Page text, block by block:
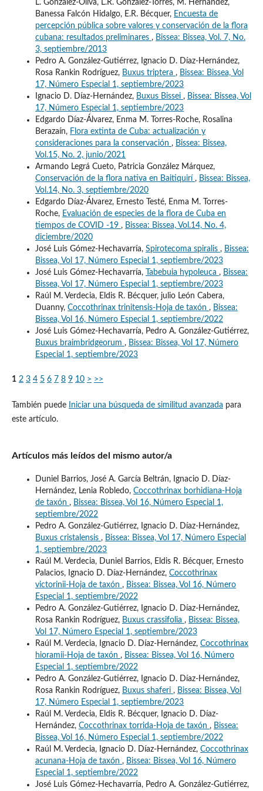
L. González-Oliva, L.R. González-Torres, M. Hernández,
Banessa Falcón Hidalgo, E.R. Bécquer, Encuesta de
percepción pública sobre valores y conservación de la flora
cubana: resultados preliminares , Bissea: Bissea, Vol. 7, No.
3, septiembre/2013
Pedro A. González-Gutiérrez, Ignacio D. Díaz-Hernández,
Rosa Rankin Rodríguez, Buxus triptera , Bissea: Bissea, Vol
17, Número Especial 1, septiembre/2023
Ignacio D. Díaz-Hernández, Buxus Bissei , Bissea: Bissea, Vol
17, Número Especial 1, septiembre/2023
Edgardo Díaz-Álvarez, Enma M. Torres-Roche, Rosalina
Berazaín, Flora extinta de Cuba: actualización y
consideraciones para la conservación , Bissea: Bissea,
Vol.15, No. 2, junio/2021
Armando Legrá Cueto, Patricia González Márquez,
Conservación de la flora nativa en Baitiquirí , Bissea: Bissea,
Vol.14, No. 3, septiembre/2020
Edgardo Díaz-Álvarez, Ernesto Testé, Enma M. Torres-
Roche, Evaluación de especies de la flora de Cuba en
tiempos de COVID -19 , Bissea: Bissea, Vol.14, No. 4,
diciembre/2020
José Luis Gómez-Hechavarría, Spirotecoma spiralis , Bissea:
Bissea, Vol 17, Número Especial 1, septiembre/2023
José Luis Gómez-Hechavarría,
Tabebuia hypoleuca , Bissea:
Bissea, Vol 17, Número Especial 1, septiembre/2023
Raúl M. Verdecia, Eldis R. Bécquer, julio León Cabera,
Duanny, Coccothrinax trinitensis-Hoja de taxón , Bissea:
Bissea, Vol 16, Número Especial 1, septiembre/2022
José Luis Gómez-Hechavarría, Pedro A. González-Gutiérrez,
Buxus braimbridgeorum , Bissea: Bissea, Vol 17, Número
Especial 1, septiembre/2023
1 2 3 4 5 6 7 8 9 10 > >>
También puede Iniciar una búsqueda de similitud avanzada para
este artículo.
Artículos más leídos del mismo autor/a
Duniel Barrios, José A. García Beltrán, Ignacio D. Díaz-
Hernández, Lenia Robledo, Coccothrinax borhidiana-Hoja
de taxón , Bissea: Bissea, Vol 16, Número Especial 1,
septiembre/2022
Pedro A. González-Gutiérrez, Ignacio D. Díaz-Hernández,
Buxus cristalensis , Bissea: Bissea, Vol 17, Número Especial
1, septiembre/2023
Raúl M. Verdecia, Duniel Barrios, Eldis R. Bécquer, Ernesto
Palacios, Ignacio D. Díaz-Hernández, Coccothrinax
victorinii-Hoja de taxón , Bissea: Bissea, Vol 16, Número
Especial 1, septiembre/2022
Pedro A. González-Gutiérrez, Ignacio D. Díaz-Hernández,
Rosa Rankin Rodríguez, Buxus crassifolia , Bissea: Bissea,
Vol 17, Número Especial 1, septiembre/2023
Raúl M. Verdecia, Ignacio D. Díaz-Hernández, Coccothrinax
hioramii-Hoja de taxón , Bissea: Bissea, Vol 16, Número
Especial 1, septiembre/2022
Pedro A. González-Gutiérrez, Ignacio D. Díaz-Hernández,
Rosa Rankin Rodríguez, Buxus shaferi , Bissea: Bissea, Vol
17, Número Especial 1, septiembre/2023
Raúl M. Verdecia, Eldis R. Bécquer, Ignacio D. Díaz-
Hernández, Coccothrinax torrida-Hoja de taxón , Bissea:
Bissea, Vol 16, Número Especial 1, septiembre/2022
Raúl M. Verdecia, Ignacio D. Díaz-Hernández, Coccothrinax
acunana-Hoja de taxón , Bissea: Bissea, Vol 16, Número
Especial 1, septiembre/2022
José Luis Gómez-Hechavarría, Pedro A. González-Gutiérrez,